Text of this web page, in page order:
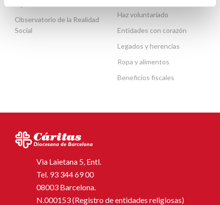
Observatorio de la Realidad
Social
Haz voluntariado
Entidades con corazón
Legados y herencias
Ropa y alimentos
Beneficios fiscales
Via Laietana 5, Entl.
Tel. 93 344 69 00
08003 Barcelona.
N.000153 (Registro de entidades religiosas)